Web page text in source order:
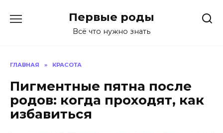
Первые роды
Всё что нужно знать
ГЛАВНАЯ » КРАСОТА
Пигментные пятна после
родов: когда проходят, как
избавиться